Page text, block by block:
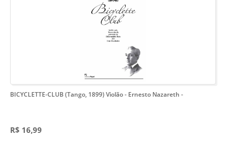
BICYCLETTE-CLUB (Tango, 1899) Violão - Ernesto Nazareth -
R$ 16,99